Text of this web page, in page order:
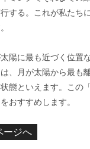
する。これが私たち
陽に最も近づく位置
、月が太陽から最も
態といえます。この
おすすめします。
ージへ